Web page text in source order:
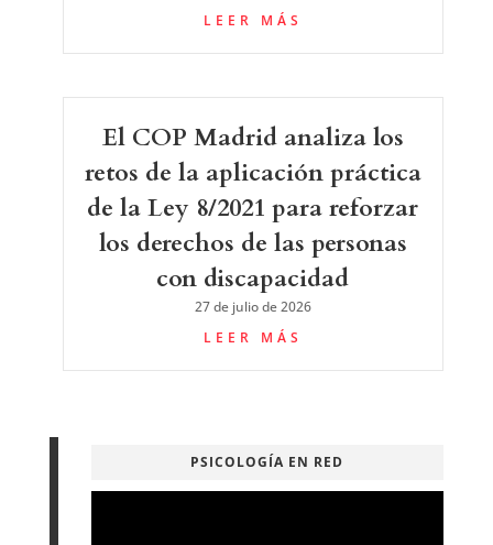
LEER MÁS
El COP Madrid analiza los
retos de la aplicación práctica
de la Ley 8/2021 para reforzar
los derechos de las personas
con discapacidad
27 de julio de 2026
LEER MÁS
PSICOLOGÍA EN RED